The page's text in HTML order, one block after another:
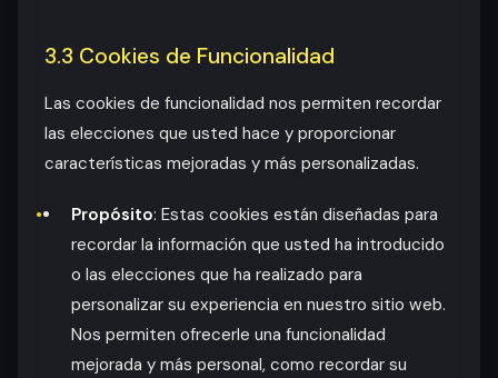
3.3 Cookies de Funcionalidad
Las cookies de funcionalidad nos permiten recordar
las elecciones que usted hace y proporcionar
características mejoradas y más personalizadas.
Propósito: Estas cookies están diseñadas para
recordar la información que usted ha introducido
o las elecciones que ha realizado para
personalizar su experiencia en nuestro sitio web.
Nos permiten ofrecerle una funcionalidad
mejorada y más personal, como recordar su